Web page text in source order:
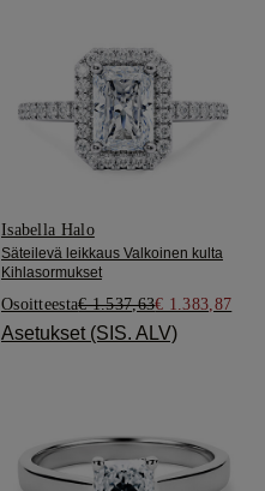
Isabella Halo
Säteilevä leikkaus Valkoinen kulta
Kihlasormukset
Osoitteesta€ 1.537,63€ 1.383,87
Asetukset (SIS. ALV)